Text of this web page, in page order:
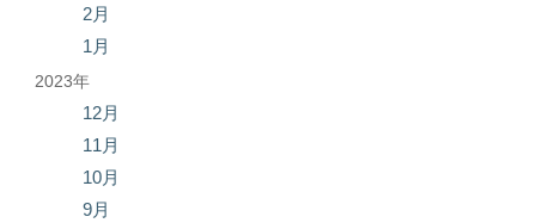
2月
1月
2023年
12月
11月
10月
9月